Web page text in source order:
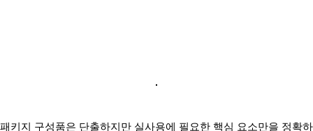
패키지 구성품은 단출하지만 실사용에 필요한 핵심 요소만을 정확하